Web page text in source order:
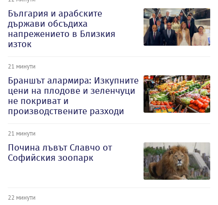
България и арабските
държави обсъдиха
напрежението в Близкия
изток
21 минути
Браншът алармира: Изкупните
цени на плодове и зеленчуци
не покриват и
производствените разходи
21 минути
Почина лъвът Славчо от
Софийския зоопарк
22 минути